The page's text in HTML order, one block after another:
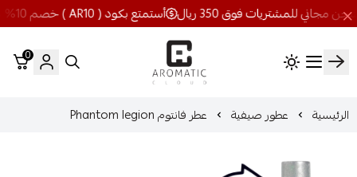
أستمتع بكود ( AR10 ) خصم 10% شحن مجاني للمشتريات فوق 350 ريال
اروماتيك كلاود
0
الرئيسية عطور صيفية عطر فانتوم Phantom legion